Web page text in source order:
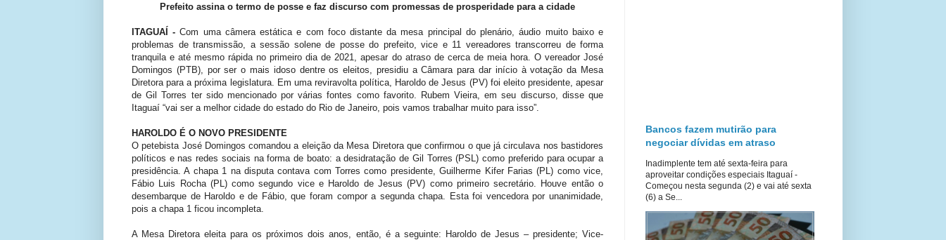
Prefeito assina o termo de posse e faz discurso com promessas de prosperidade para a cidade
ITAGUAÍ -Com uma câmera estática e com foco distante da mesa principal do plenário, áudio muito baixo e
problemas de transmissão, a sessão solene de posse do prefeito, vice e 11 vereadores transcorreu de forma
tranquila e até mesmo rápida no primeiro dia de 2021, apesar do atraso de cerca de meia hora. O vereador José
Domingos (PTB), por ser o mais idoso dentre os eleitos, presidiu a Câmara para dar início à votação da Mesa
Diretora para a próxima legislatura. Em uma reviravolta política, Haroldo de Jesus (PV) foi eleito presidente, apesar
de Gil Torres ter sido mencionado por várias fontes como favorito. Rubem Vieira, em seu discurso, disse que
Itaguaí “vai ser a melhor cidade do estado do Rio de Janeiro, pois vamos trabalhar muito para isso”.
HAROLDO É O NOVO PRESIDENTE
O petebista José Domingos comandou a eleição da Mesa Diretora que confirmou o que já circulava nos bastidores
políticos e nas redes sociais na forma de boato: a desidratação de Gil Torres (PSL) como preferido para ocupar a
presidência. A chapa 1 na disputa contava com Torres como presidente, Guilherme Kifer Farias (PL) como vice,
Fábio Luis Rocha (PL) como segundo vice e Haroldo de Jesus (PV) como primeiro secretário. Houve então o
desembarque de Haroldo e de Fábio, que foram compor a segunda chapa. Esta foi vencedora por unanimidade,
pois a chapa 1 ficou incompleta.
A Mesa Diretora eleita para os próximos dois anos, então, é a seguinte: Haroldo de Jesus – presidente; Vice-
Bancos fazem mutirão para
negociar dívidas em atraso
Inadimplente tem até sexta-feira para
aproveitar condições especiais Itaguaí -
Começou nesta segunda (2) e vai até sexta
(6) a Se...